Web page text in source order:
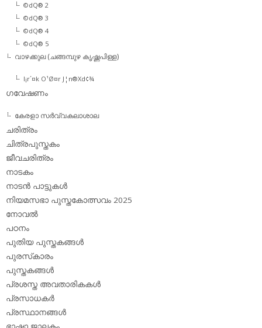
©dQ® 2
©dQ® 3
©dQ® 4
©dQ® 5
വാഴക്കുല (ചങ്ങമ്പുഴ കൃഷ്ണപിള്ള)
l¡r´¤k O¹Ø¤r J¦n®Xd¢¾
ഗവേഷണം
കേരളാ സര്‍വ്വകലാശാല
ചരിത്രം
ചിത്രപുസ്തകം
ജീവചരിത്രം
നാടകം
നാടന്‍ പാട്ടുകള്‍
നിയമസഭാ പുസ്തകോത്സവം 2025
നോവല്‍
പഠനം
പുതിയ പുസ്തകങ്ങള്‍
പുരസ്‌കാരം
പുസ്തകങ്ങള്‍
പ്രശസ്ത അവതാരികകള്‍
പ്രസാധകര്‍
പ്രസ്ഥാനങ്ങള്‍